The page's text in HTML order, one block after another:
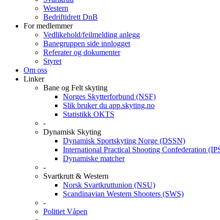
Western
Bedriftidrett DnB
For medlemmer
Vedlikehold/feilmelding anlegg
Banegruppen side innlogget
Referater og dokumenter
Styret
Om oss
Linker
Bane og Felt skyting
Norges Skytterforbund (NSF)
Slik bruker du app.skyting.no
Statistikk OKTS
-
Dynamisk Skyting
Dynamisk Sportskyting Norge (DSSN)
International Practical Shooting Confederation
Dynamiske matcher
-
Svartkrutt & Western
Norsk Svartkruttunion (NSU)
Scandinavian Western Shooters (SWS)
-
Politiet Våpen